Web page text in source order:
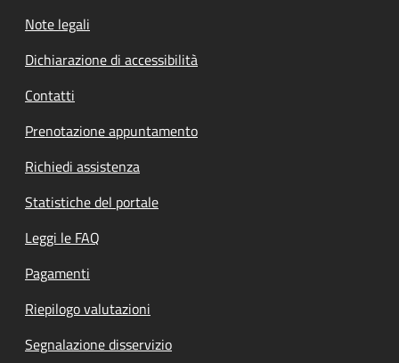
Note legali
Dichiarazione di accessibilità
Contatti
Prenotazione appuntamento
Richiedi assistenza
Statistiche del portale
Leggi le FAQ
Pagamenti
Riepilogo valutazioni
Segnalazione disservizio